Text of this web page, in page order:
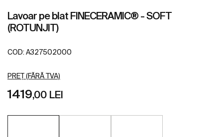
Lavoar pe blat FINECERAMIC® - SOFT
(ROTUNJIT)
COD: A327502000
PREȚ (FĂRĂ TVA)
1419,00 LEI